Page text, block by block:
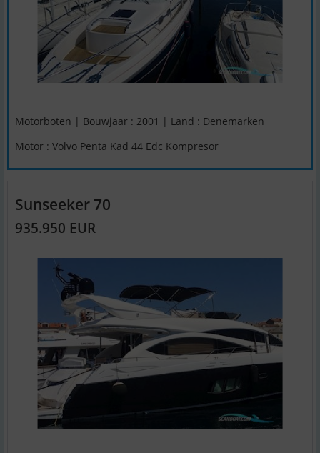
Motorboten | Bouwjaar : 2001 | Land : Denemarken
Motor : Volvo Penta Kad 44 Edc Kompresor
Sunseeker 70
935.950 EUR